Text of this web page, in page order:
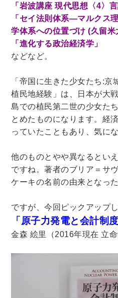
宇宙学・天文学 工学書
物理学
生物・バイオ
農学
金属・鉱学
IT・テクノロジー・コンピ
医学書・東洋医学書
歯学書・歯科衛生士
精神医学書
臨床医学
伝統医学・東洋医学
整形外科学
暮らし・趣味・実用書
暮らしと健康
ガーデニング
クッキ
住まい・インテリア
美容・着物・ファッション
「岩波講座 現代思想〈4〉
「セイ法則体系―マルクス
学体系への位置づけ (久留米
「進化する政治経済学」
などなど。
「帝国に生きた少女たち:
植民地経験」は、日本が大
島での植民第二世の少女た
とめたものになります。経
っていたこともあり、気に
他のものとやや異なるとい
ですね。著者のブリア＝サ
ケーキの名前の由来となっ
ですが、今回ピックアップ
「原子力発電と会計制度
金森 絵里（2016年現在 立